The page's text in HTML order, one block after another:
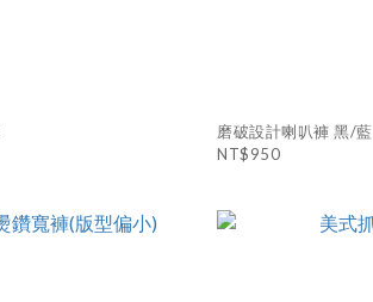
磨破設計喇叭褲 黑/藍
NT$950